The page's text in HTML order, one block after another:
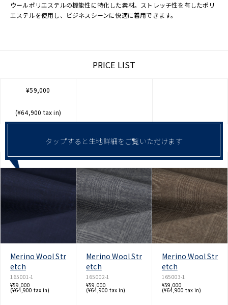
ウールポリエステルの機能性に特化した素材。ストレッチ性を有したポリ
エステルを使用し、ビジネスシーンに快適に着用できます。
PRICE LIST
¥59,000
(¥64,900 tax in)
POPULAR FABRIC
タップすると生地詳細をご覧いただけます
Merino Wool Str
etch
165001-1
¥59,000
(¥64,900 tax in)
Merino Wool Str
etch
165002-1
¥59,000
(¥64,900 tax in)
Merino Wool Str
etch
165003-1
¥59,000
(¥64,900 tax in)